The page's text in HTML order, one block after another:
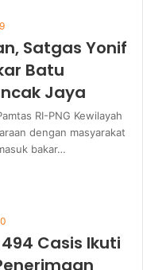
Satgas Yonif
Batu
Jaya
RI-PNG Kewilayah
dengan masyarakat
bakar…
Casis Ikuti